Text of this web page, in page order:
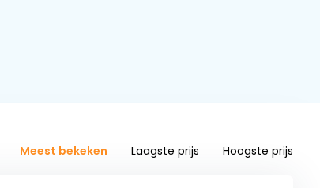
Meest bekeken Laagste prijs Hoogste prijs